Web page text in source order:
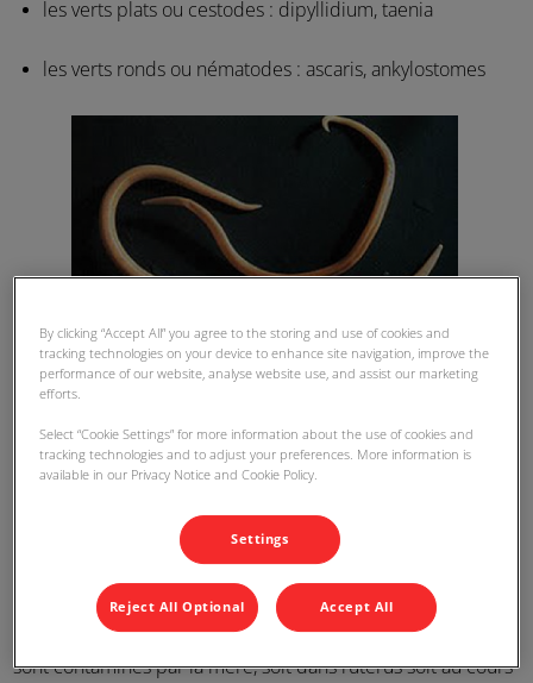
les verts plats ou cestodes : dipyllidium, taenia
les verts ronds ou nématodes : ascaris, ankylostomes
Toxocara canis et D. caninum ex dog. Given by Peter
Les chatons naissent avec des ascaris (vers ronds) car ils
sont contaminés par la mère, soit dans l’utérus soit au cours
By clicking “Accept All” you agree to the storing and use of cookies and
tracking technologies on your device to enhance site navigation, improve the
performance of our website, analyse website use, and assist our marketing
efforts.
Select “Cookie Settings” for more information about the use of cookies and
tracking technologies and to adjust your preferences. More information is
available in our Privacy Notice and Cookie Policy.
Settings
Reject All Optional Accept All